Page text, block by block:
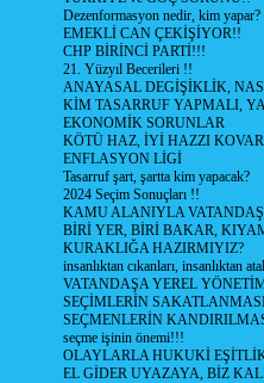
Dezenformasyon nedir, kim yapar?
EMEKLİ CAN ÇEKİŞİYOR!!
CHP BİRİNCİ PARTİ!!!
21. Yüzyıl Becerileri !!
ANAYASAL DEGİŞİKLİK,
KİM TASARRUF YAPMALI,
EKONOMİK SORUNLAR
KÖTÜ HAZ, İYİ HAZZI
ENFLASYON LİGİ
Tasarruf şart, şartta kim yapacak?
2024 Seçim Sonuçları !!
KAMU ALANIYLA
BİRİ YER, BİRİ BAKAR,
KURAKLIĞA HAZIRMIYIZ?
insanlıktan cıkanları, insanlıktan
VATANDAŞA YEREL
SEÇİMLERİN
SEÇMENLERİN
seçme işinin önemi!!!
OLAYLARLA HUKUKİ
EL GİDER UYAZAYA, BİZ